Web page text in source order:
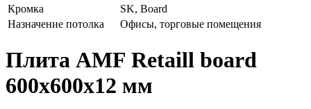
Кромка
SK, Board
Назначение потолка
Офисы, торговые помещения
Плита AMF Retaill board
600х600х12 мм